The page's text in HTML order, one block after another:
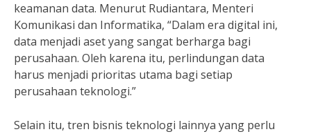
keamanan data. Menurut Rudiantara, Menteri
Komunikasi dan Informatika, “Dalam era digital ini,
data menjadi aset yang sangat berharga bagi
perusahaan. Oleh karena itu, perlindungan data
harus menjadi prioritas utama bagi setiap
perusahaan teknologi.”
Selain itu, tren bisnis teknologi lainnya yang perlu